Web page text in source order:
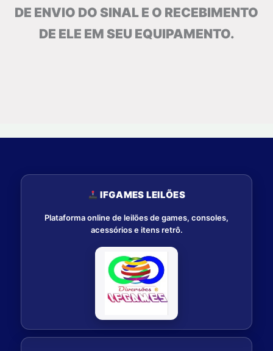
DE ENVIO DO SINAL E O RECEBIMENTO
DE ELE EM SEU EQUIPAMENTO.
IFGAMES LEILÕES
Plataforma online de leilões de games, consoles,
acessórios e itens retrô.